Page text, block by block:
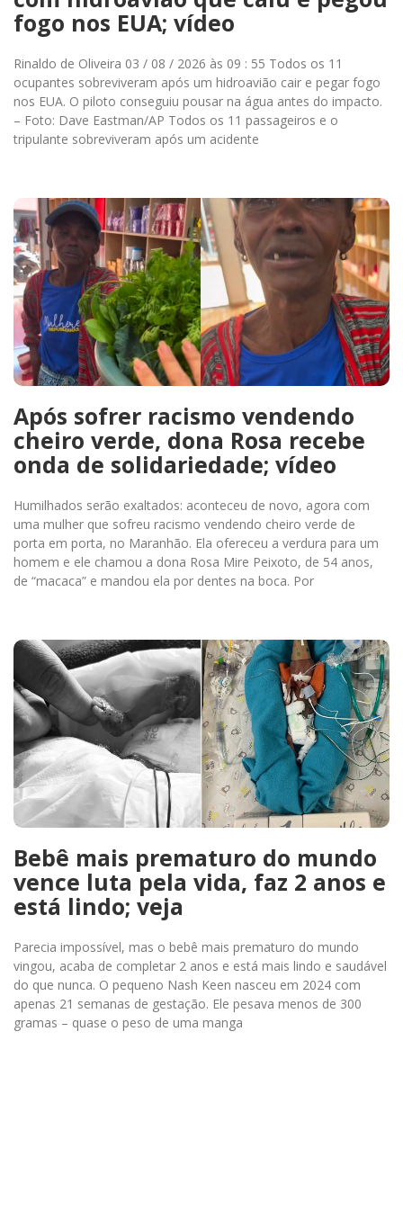
fogo nos EUA; vídeo
Rinaldo de Oliveira 03 / 08 / 2026 às 09 : 55 Todos os 11
ocupantes sobreviveram após um hidroavião cair e pegar fogo
nos EUA. O piloto conseguiu pousar na água antes do impacto.
– Foto: Dave Eastman/AP Todos os 11 passageiros e o
tripulante sobreviveram após um acidente
Após sofrer racismo vendendo
cheiro verde, dona Rosa recebe
onda de solidariedade; vídeo
Humilhados serão exaltados: aconteceu de novo, agora com
uma mulher que sofreu racismo vendendo cheiro verde de
porta em porta, no Maranhão. Ela ofereceu a verdura para um
homem e ele chamou a dona Rosa Mire Peixoto, de 54 anos,
de “macaca” e mandou ela por dentes na boca. Por
Bebê mais prematuro do mundo
vence luta pela vida, faz 2 anos e
está lindo; veja
Parecia impossível, mas o bebê mais prematuro do mundo
vingou, acaba de completar 2 anos e está mais lindo e saudável
do que nunca. O pequeno Nash Keen nasceu em 2024 com
apenas 21 semanas de gestação. Ele pesava menos de 300
gramas – quase o peso de uma manga